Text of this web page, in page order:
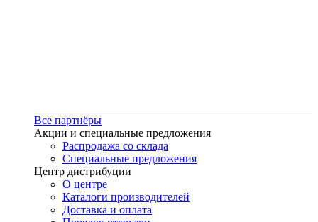
Все партнёры
Акции и специальные предложения
Распродажа со склада
Специальные предложения
Центр дистрибуции
О центре
Каталоги производителей
Доставка и оплата